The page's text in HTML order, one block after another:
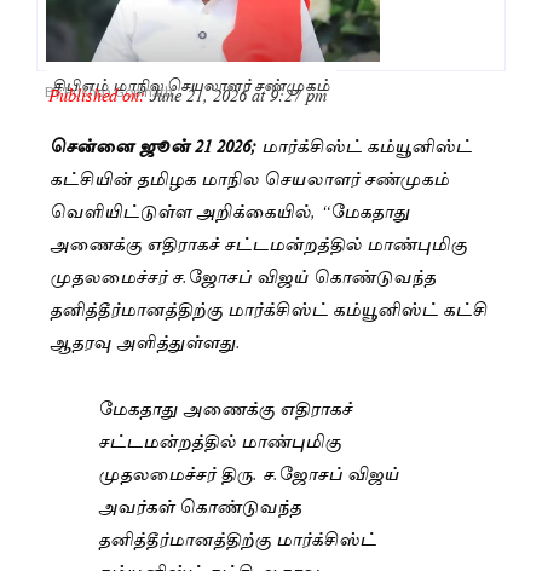
சிபிஎம் மாநில செயலாளர் சண்முகம்
ByPushpa Gopinath
Published on:June 21, 2026 at 9:27 pm
சென்னை ஜூன் 21 2026; மார்க்சிஸ்ட் கம்யூனிஸ்ட்
கட்சியின் தமிழக மாநில செயலாளர் சண்முகம்
வெளியிட்டுள்ள அறிக்கையில், “மேகதாது
அணைக்கு எதிராகச் சட்டமன்றத்தில் மாண்புமிகு
முதலமைச்சர் ச.ஜோசப் விஜய் கொண்டுவந்த
தனித்தீர்மானத்திற்கு மார்க்சிஸ்ட் கம்யூனிஸ்ட் கட்சி
ஆதரவு அளித்துள்ளது.
மேகதாது அணைக்கு எதிராகச்
சட்டமன்றத்தில் மாண்புமிகு
முதலமைச்சர் திரு. ச.ஜோசப் விஜய்
அவர்கள் கொண்டுவந்த
தனித்தீர்மானத்திற்கு மார்க்சிஸ்ட்